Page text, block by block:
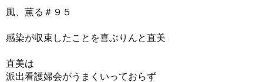
風、薫る＃９５
感染が収束したことを喜ぶりんと直美
直美は
派出看護婦会がうまくいっておらず